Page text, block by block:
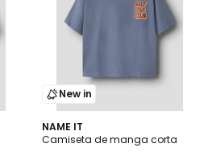
New in
NAME IT
Camiseta de manga corta
2
Colores